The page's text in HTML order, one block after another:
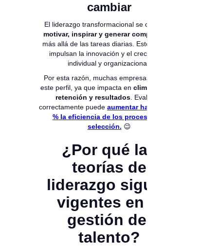
cambiar
El liderazgo transformacional se centra en
motivar, inspirar y generar compromiso
más allá de las tareas diarias. Estos líderes
impulsan la innovación y el crecimiento
individual y organizacional.
Por esta razón, muchas empresas buscan
este perfil, ya que impacta en clima laboral,
retención y resultados. Evaluarlo
correctamente puede aumentar hasta un 50
% la eficiencia de los procesos de
selección. 😉
¿Por qué las
teorías de
liderazgo siguen
vigentes en la
gestión del
talento?